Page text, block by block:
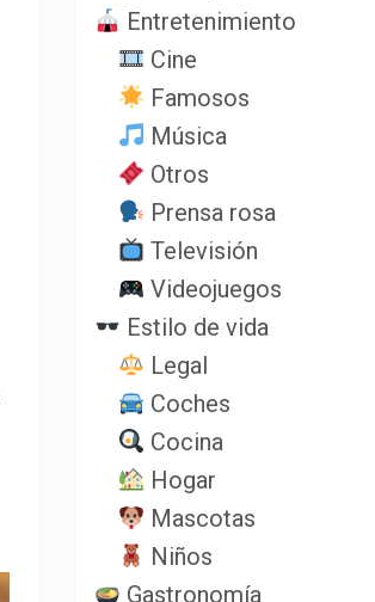
Entretenimiento
Cine
Famosos
Música
Otros
Prensa rosa
Televisión
Videojuegos
Estilo de vida
Legal
Coches
Cocina
Hogar
Mascotas
Niños
Gastronomía